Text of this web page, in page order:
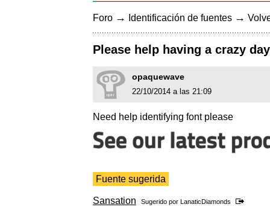
Foro → Identificación de fuentes →
Please help having a crazy day
opaquewave
22/10/2014 a las 21:09
Need help identifying font please
Fuente sugerida
Sansation Sugerido por LanaticDiamonds